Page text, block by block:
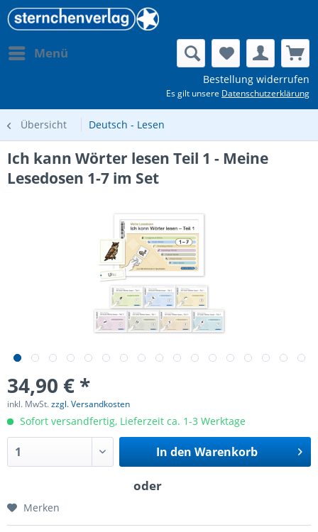
Menü
Bestellung widerrufen
Es gilt unsere Datenschutzerklärung
Übersicht Deutsch - Lesen
Ich kann Wörter lesen Teil 1 - Meine
Lesedosen 1-7 im Set
34,90 € *
inkl. MwSt.zzgl. Versandkosten
Sofort versandfertig, Lieferzeit ca. 1-3 Werktage
In den Warenkorb
Merken